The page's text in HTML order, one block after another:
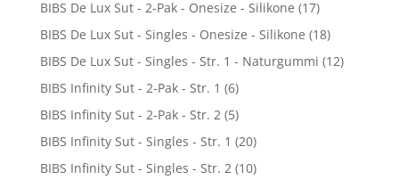
BIBS De Lux Sut - 2-Pak - Onesize - Silikone (17)
BIBS De Lux Sut - Singles - Onesize - Silikone (18)
BIBS De Lux Sut - Singles - Str. 1 - Naturgummi (12)
BIBS Infinity Sut - 2-Pak - Str. 1 (6)
BIBS Infinity Sut - 2-Pak - Str. 2 (5)
BIBS Infinity Sut - Singles - Str. 1 (20)
BIBS Infinity Sut - Singles - Str. 2 (10)